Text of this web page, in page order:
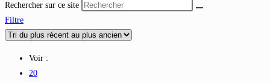
Rechercher sur ce site
Filtre
Voir :
20